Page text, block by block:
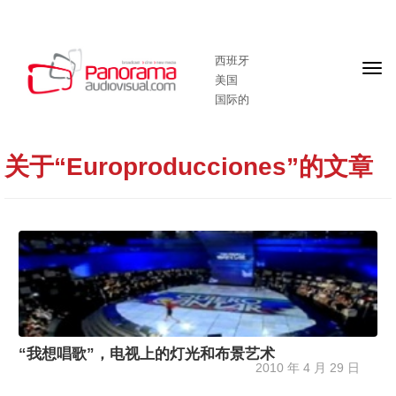
西班牙
美国
国际的
头
关于“Europroducciones”的文章
“我想唱歌”，电视上的灯光和布景艺术
2010 年 4 月 29 日